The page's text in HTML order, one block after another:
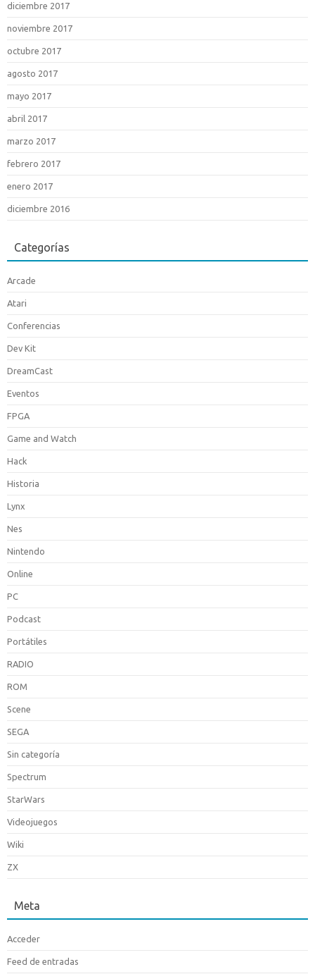
diciembre 2017
noviembre 2017
octubre 2017
agosto 2017
mayo 2017
abril 2017
marzo 2017
febrero 2017
enero 2017
diciembre 2016
Categorías
Arcade
Atari
Conferencias
Dev Kit
DreamCast
Eventos
FPGA
Game and Watch
Hack
Historia
Lynx
Nes
Nintendo
Online
PC
Podcast
Portátiles
RADIO
ROM
Scene
SEGA
Sin categoría
Spectrum
StarWars
Videojuegos
Wiki
ZX
Meta
Acceder
Feed de entradas